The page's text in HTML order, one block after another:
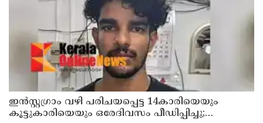
ഇൻസ്റ്റഗ്രാം വഴി പരിചയപ്പെട്ട 14കാരിയെയും
കൂട്ടുകാരിയെയും ഒരേദിവസം പീഡിപ്പിച്ചു;